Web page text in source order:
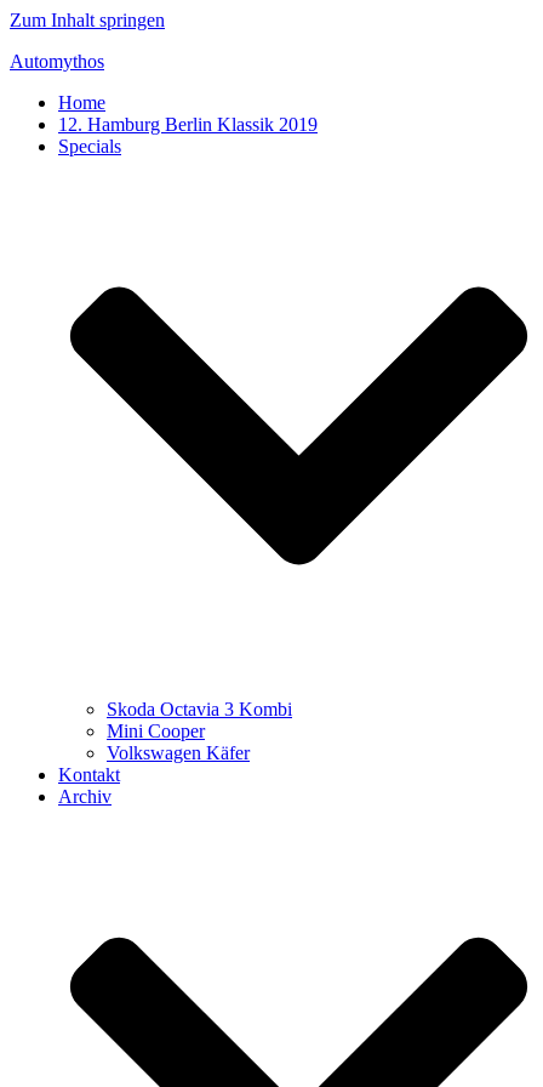
Zum Inhalt springen
Automythos
Home
12. Hamburg Berlin Klassik 2019
Specials
Skoda Octavia 3 Kombi
Mini Cooper
Volkswagen Käfer
Kontakt
Archiv